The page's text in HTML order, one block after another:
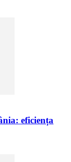
eficiența